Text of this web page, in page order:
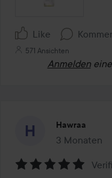
Like
571 Ansichten
Anmelden
Hawraa
3 Monaten
Der Beitrag